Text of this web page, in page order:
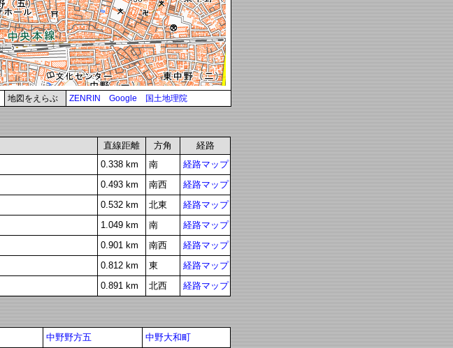
地図をえらぶ ZENRIN Google 国土地理院
直線距離 方角
経路
0.338 km 南
経路マップ
0.493 km 南西
経路マップ
0.532 km 北東
経路マップ
1.049 km 南
経路マップ
0.901 km 南西
経路マップ
0.812 km 東
経路マップ
0.891 km 北西 経路マップ
中野野方五 中野大和町